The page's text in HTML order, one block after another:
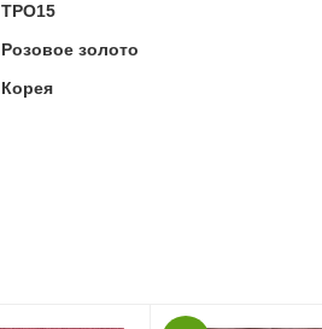
ТРО15
Розовое золото
Корея